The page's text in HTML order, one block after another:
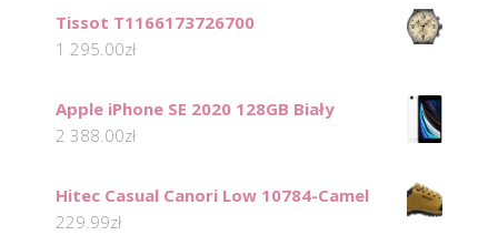
Tissot T1166173726700
1 295.00zł
Apple iPhone SE 2020 128GB Biały
2 388.00zł
Hitec Casual Canori Low 10784-Camel
229.99zł